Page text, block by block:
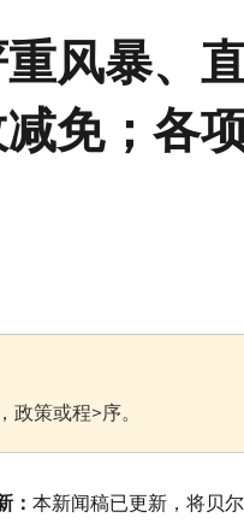
风暴、
免；各
策或程>序。
： 本新闻稿已更新，将贝尔